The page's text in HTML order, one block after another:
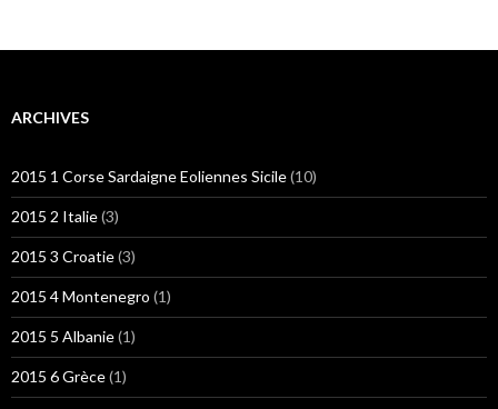
ARCHIVES
2015 1 Corse Sardaigne Eoliennes Sicile(10)
2015 2 Italie(3)
2015 3 Croatie(3)
2015 4 Montenegro (1)
2015 5 Albanie(1)
2015 6 Grèce(1)